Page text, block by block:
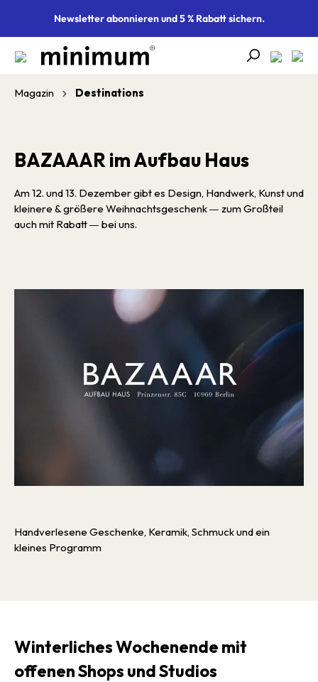
springenNewsletter abonnieren und 5 % Rabatt sichern.
Magazin Destinations
BAZAAAR im Aufbau Haus
Am 12. und 13. Dezember gibt es Design, Handwerk, Kunst und
kleinere & größere Weihnachtsgeschenk— zum Großteil
auch mit Rabatt— bei uns.
Handverlesene Geschenke, Keramik, Schmuck und ein
kleines Programm
Winterliches Wochenende mit
offenen Shops und Studios